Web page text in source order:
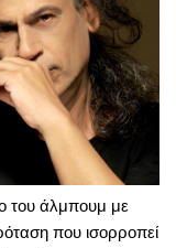
του άλμπουμ με
που ισορροπεί